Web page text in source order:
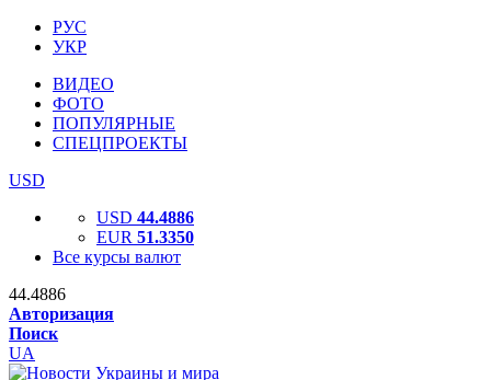
РУС
УКР
ВИДЕО
ФОТО
ПОПУЛЯРНЫЕ
СПЕЦПРОЕКТЫ
USD
USD 44.4886
EUR 51.3350
Все курсы валют
44.4886
Авторизация
Поиск
UA